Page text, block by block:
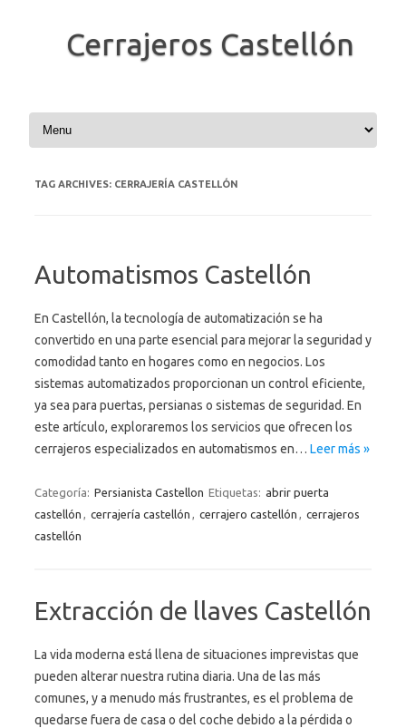
Cerrajeros Castellón
Skip to content
TAG ARCHIVES: CERRAJERÍA CASTELLÓN
Automatismos Castellón
En Castellón, la tecnología de automatización se ha
convertido en una parte esencial para mejorar la seguridad y
comodidad tanto en hogares como en negocios. Los
sistemas automatizados proporcionan un control eficiente,
ya sea para puertas, persianas o sistemas de seguridad. En
este artículo, exploraremos los servicios que ofrecen los
cerrajeros especializados en automatismos en… Leer más »
Categoría: Persianista Castellon Etiquetas: abrir puerta
castellón , cerrajería castellón , cerrajero castellón , cerrajeros
castellón
Extracción de llaves Castellón
La vida moderna está llena de situaciones imprevistas que
pueden alterar nuestra rutina diaria. Una de las más
comunes, y a menudo más frustrantes, es el problema de
quedarse fuera de casa o del coche debido a la pérdida o